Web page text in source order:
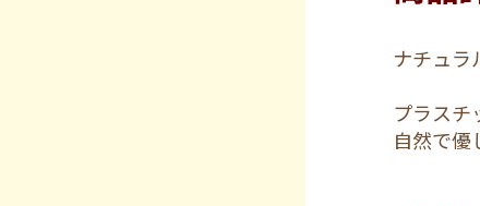
ナチュ
プラスチ
自然で優